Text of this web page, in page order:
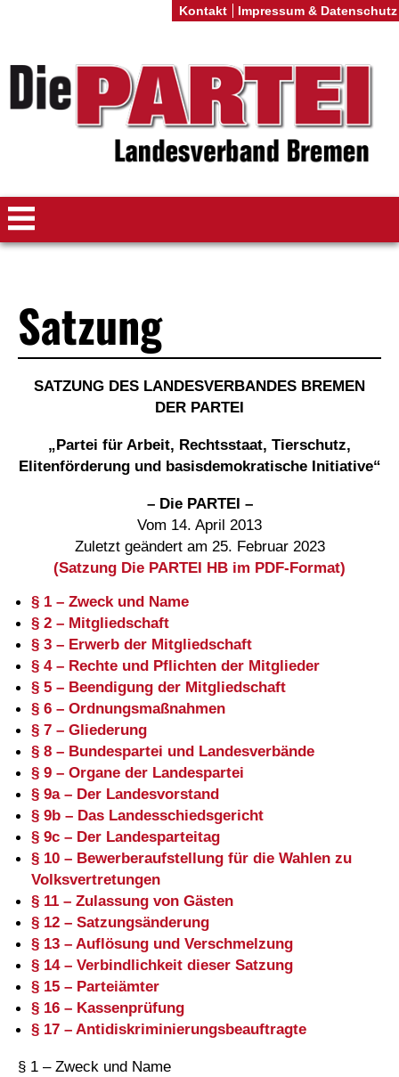
Satzung
SATZUNG DES LANDESVERBANDES BREMEN
DER PARTEI
„Partei für Arbeit, Rechtsstaat, Tierschutz,
Elitenförderung und basisdemokratische Initiative“
– Die PARTEI –
Vom 14. April 2013
Zuletzt geändert am 25. Februar 2023
(Satzung Die PARTEI HB im PDF-Format)
§ 1 – Zweck und Name
§ 2 – Mitgliedschaft
§ 3 – Erwerb der Mitgliedschaft
§ 4 – Rechte und Pflichten der Mitglieder
§ 5 – Beendigung der Mitgliedschaft
§ 6 – Ordnungsmaßnahmen
§ 7 – Gliederung
§ 8 – Bundespartei und Landesverbände
§ 9 – Organe der Landespartei
§ 9a – Der Landesvorstand
§ 9b – Das Landesschiedsgericht
§ 9c – Der Landesparteitag
§ 10 – Bewerberaufstellung für die Wahlen zu
Volksvertretungen
§ 11 – Zulassung von Gästen
§ 12 – Satzungsänderung
§ 13 – Auflösung und Verschmelzung
§ 14 – Verbindlichkeit dieser Satzung
§ 15 – Parteiämter
§ 16 – Kassenprüfung
§ 17 – Antidiskriminierungsbeauftragte
§ 1 – Zweck und Name
Kontakt Impressum & Datenschutz